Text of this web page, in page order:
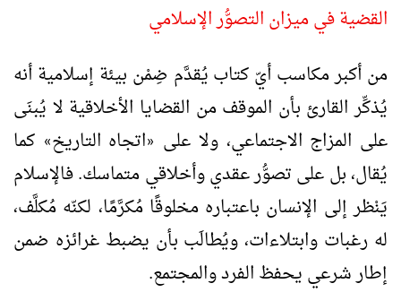
القضية في ميزان التصوُّر الإسلامي
من أكبر مكاسب أيّ كتاب يُقدَّم ضِمْن بيئة إسلامية أنه
يُذكِّر القارئ بأن الموقف من القضايا الأخلاقية لا يُبنَى
على المزاج الاجتماعي، ولا على
«اتجاه التاريخ» كما
يُقال، بل على تصوُّر عقدي وأخلاقي متماسك. فالإسلام
يَنْظر إلى الإنسان باعتباره مخلوقًا مُكرَّمًا، لكنّه مُكلَّف،
له رغبات وابتلاءات، ويُطالَب بأن يضبط غرائزه ضمن
إطار شرعي يحفظ الفرد والمجتمع.